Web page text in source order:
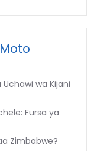
wa Kijani
Fursa ya
Zimbabwe?